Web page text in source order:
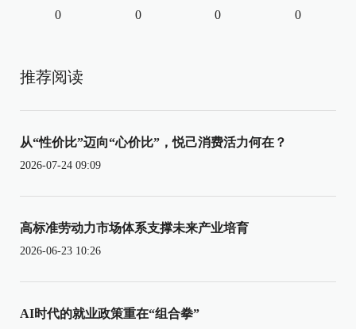
0 0 0 0
推荐阅读
从“性价比”迈向“心价比”，悦己消费活力何在？
2026-07-24 09:09
高标准劳动力市场体系支撑未来产业培育
2026-06-23 10:26
AI时代的就业政策重在“组合拳”